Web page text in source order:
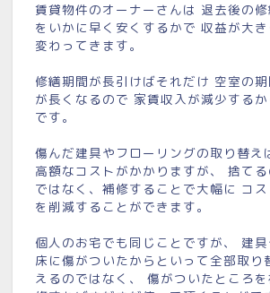
賃貸物件のオーナーさんは 退去後の修
をいかに早く安くするかで 収益が大き
変わってきます。
修繕期間が長引けばそれだけ 空室の期
が長くなるので 家賃収入が減少するか
です。
傷んだ建具やフローリングの取り替え
高額なコストがかかりますが、 捨てる
ではなく、補修することで大幅に コス
を削減することができます。
個人のお宅でも同じことですが、 建具
床に傷がついたからといって全部取り
えるのではなく、 傷がついたところを